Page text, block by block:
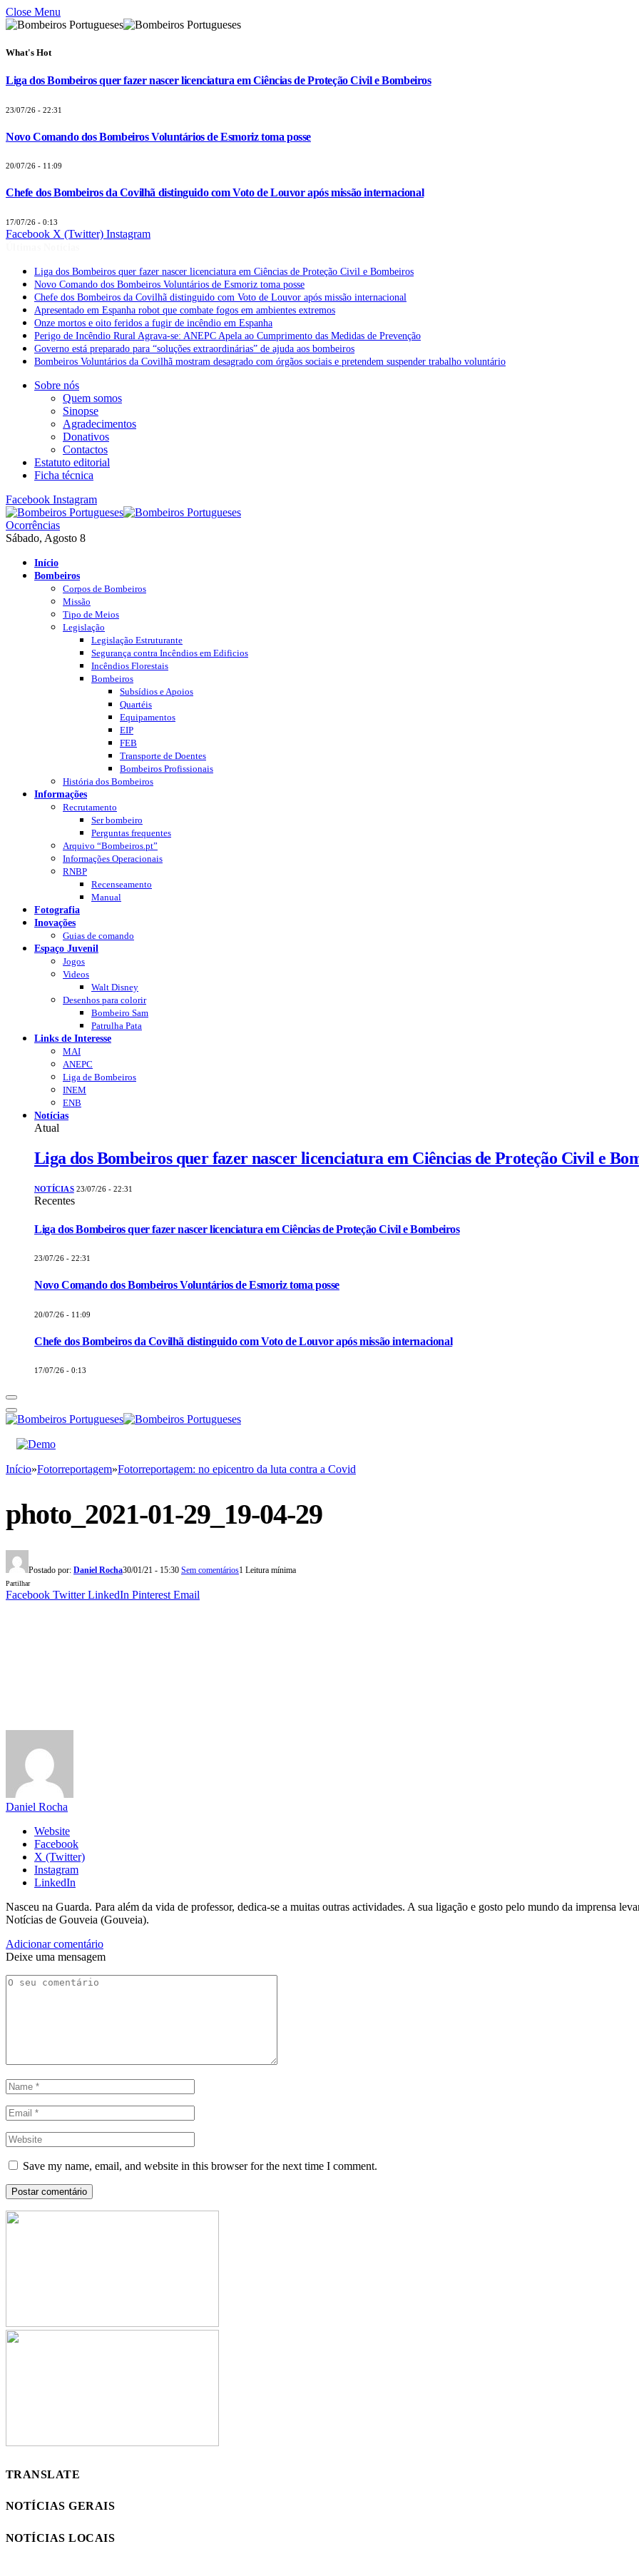
Close Menu
What's Hot
Liga dos Bombeiros quer fazer nascer licenciatura em Ciências de Proteção Civil e Bombeiros
23/07/26 - 22:31
Novo Comando dos Bombeiros Voluntários de Esmoriz toma posse
20/07/26 - 11:09
Chefe dos Bombeiros da Covilhã distinguido com Voto de Louvor após missão internacional
17/07/26 - 0:13
Facebook X (Twitter) Instagram
Liga dos Bombeiros quer fazer nascer licenciatura em Ciências de Proteção Civil e Bombeiros
Novo Comando dos Bombeiros Voluntários de Esmoriz toma posse
Chefe dos Bombeiros da Covilhã distinguido com Voto de Louvor após missão internacional
Apresentado em Espanha robot que combate fogos em ambientes extremos
Onze mortos e oito feridos a fugir de incêndio em Espanha
Perigo de Incêndio Rural Agrava-se: ANEPC Apela ao Cumprimento das Medidas de Prevenção
Governo está preparado para “soluções extraordinárias” de ajuda aos bombeiros
Bombeiros Voluntários da Covilhã mostram desagrado com órgãos sociais e pretendem suspender trabalho voluntário
Sobre nós
Quem somos
Sinopse
Agradecimentos
Donativos
Contactos
Estatuto editorial
Ficha técnica
Facebook Instagram
Ocorrências
Sábado, Agosto 8
Início
Bombeiros
Corpos de Bombeiros
Missão
Tipo de Meios
Legislação
Legislação Estruturante
Segurança contra Incêndios em Edificios
Incêndios Florestais
Bombeiros
Subsídios e Apoios
Quartéis
Equipamentos
EIP
FEB
Transporte de Doentes
Bombeiros Profissionais
História dos Bombeiros
Informações
Recrutamento
Ser bombeiro
Perguntas frequentes
Arquivo “Bombeiros.pt”
Informações Operacionais
RNBP
Recenseamento
Manual
Fotografia
Inovações
Guias de comando
Espaço Juvenil
Jogos
Videos
Walt Disney
Desenhos para colorir
Bombeiro Sam
Patrulha Pata
Links de Interesse
MAI
ANEPC
Liga de Bombeiros
INEM
ENB
Notícias
Atual
Liga dos Bombeiros quer fazer nascer licenciatura em Ciências de Proteção Civil e
NOTÍCIAS 23/07/26 - 22:31
Recentes
Liga dos Bombeiros quer fazer nascer licenciatura em Ciências de Proteção Civil e Bombeiros
23/07/26 - 22:31
Novo Comando dos Bombeiros Voluntários de Esmoriz toma posse
20/07/26 - 11:09
Chefe dos Bombeiros da Covilhã distinguido com Voto de Louvor após missão internacional
17/07/26 - 0:13
Início»Fotorreportagem»Fotorreportagem: no epicentro da luta contra a Covid
photo_2021-01-29_19-04-29
Postado por: Daniel Rocha30/01/21 - 15:30 Sem comentários1 Leitura mínima
Partilhar
Facebook Twitter LinkedIn Pinterest Email
Daniel Rocha
Website
Facebook
X (Twitter)
Instagram
LinkedIn
Nasceu na Guarda. Para além da vida de professor, dedica-se a muitas outras actividades. A sua ligação e gosto pelo mundo da imprensa
Notícias de Gouveia (Gouveia).
Adicionar comentário
Deixe uma mensagem
Save my name, email, and website in this browser for the next time I comment.
TRANSLATE
NOTÍCIAS GERAIS
NOTÍCIAS LOCAIS